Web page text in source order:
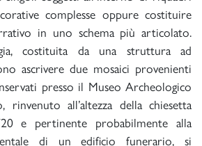
complesse oppure costituire
in uno schema più articolato.
costituita da una struttura ad
ascrivere due mosaici provenienti
presso il Museo Archeologico
rinvenuto all’altezza della chiesetta
e pertinente probabilmente alla
di un edificio funerario, si